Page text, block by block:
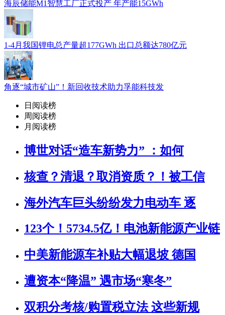
海辰储能M1智慧工厂正式投产 年产能15GWh
1-4月我国锂电总产量超177GWh 出口总额达780亿元
角逐“城市矿山”！新回收技术助力孚能科技发
日阅读榜
周阅读榜
月阅读榜
博世对话“造车新势力” ：如何
核查？清退？取消资质？！被工信
海外汽车巨头纷纷发力电动车 逐
123个！5734.5亿！电池新能源产业链
中美新能源车补贴大幅退坡 德国
遭资本“降温” 遇市场“寒冬”
双积分考核/购置税立法 这些新规